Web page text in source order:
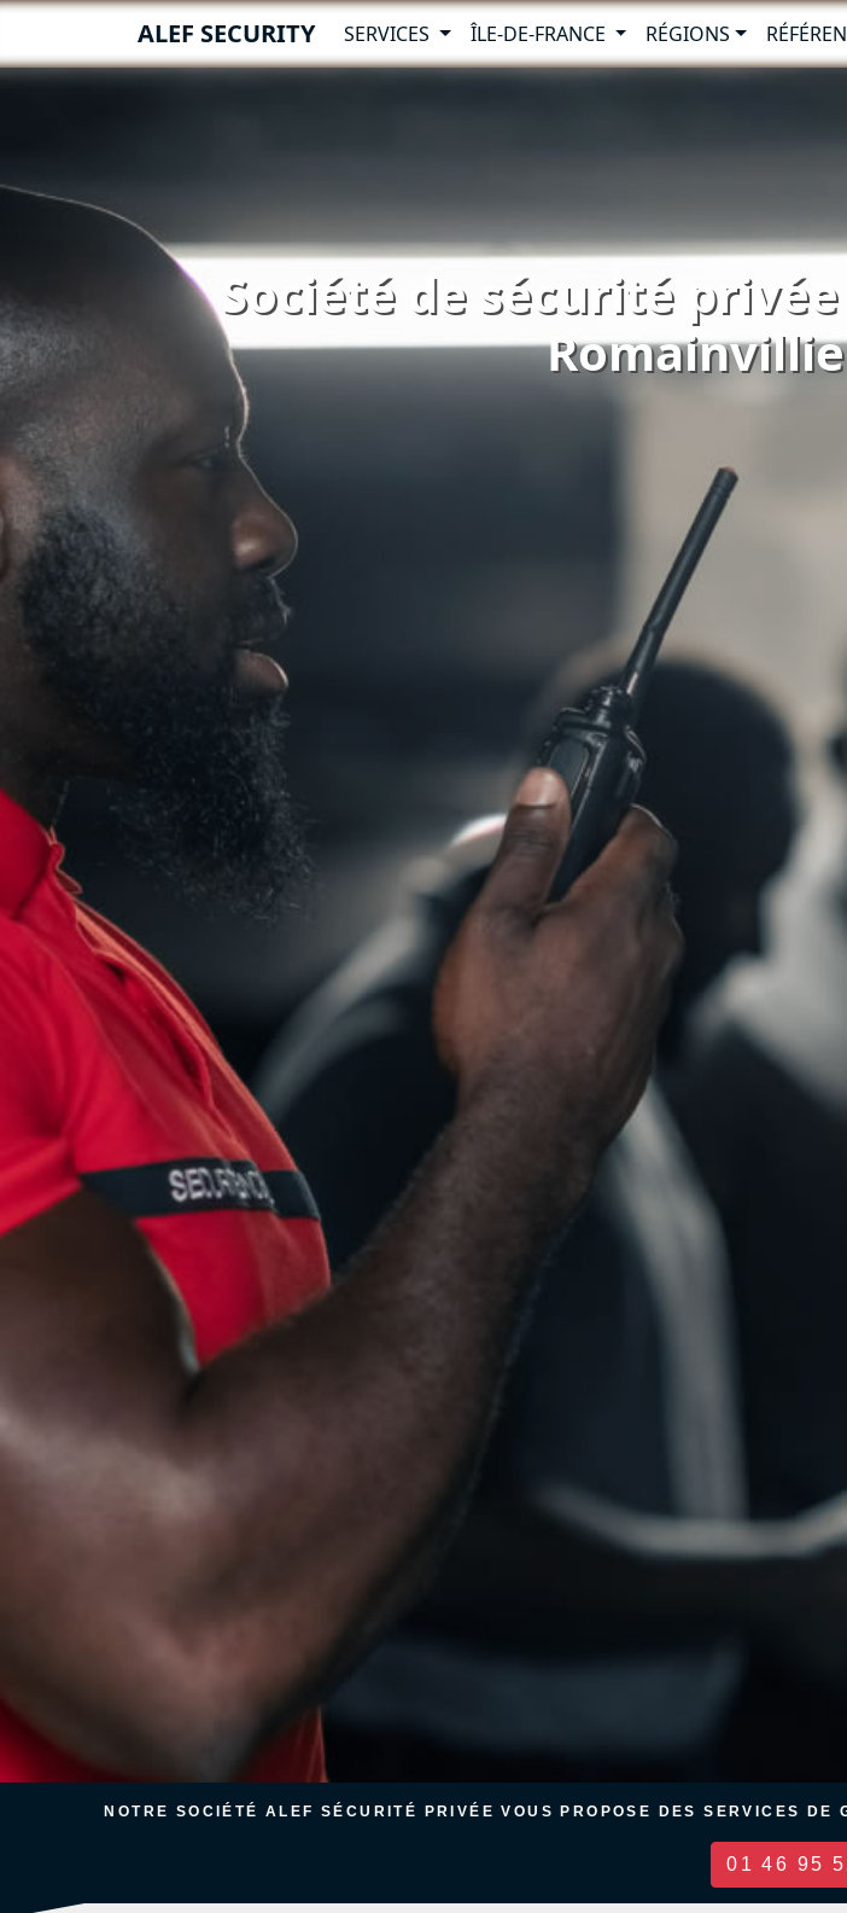
ALEF SECURITY SERVICES ÎLE-DE-FRANCE RÉGIONS
Société de sécurité
NOTRE SOCIÉTÉ ALEF SÉCURITÉ PRIVÉE VOUS PROPOSE DES SERVICES
01 46 95